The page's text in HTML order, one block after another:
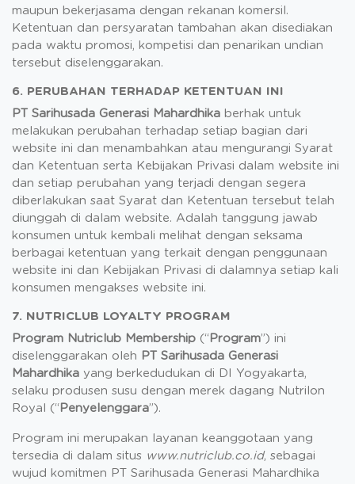
maupun bekerjasama dengan rekanan komersil.
Ketentuan dan persyaratan tambahan akan disediakan
pada waktu promosi, kompetisi dan penarikan undian
tersebut diselenggarakan.
6. PERUBAHAN TERHADAP KETENTUAN INI
PT Sarihusada Generasi Mahardhika berhak untuk
melakukan perubahan terhadap setiap bagian dari
website ini dan menambahkan atau mengurangi Syarat
dan Ketentuan serta Kebijakan Privasi dalam website ini
dan setiap perubahan yang terjadi dengan segera
diberlakukan saat Syarat dan Ketentuan tersebut telah
diunggah di dalam website. Adalah tanggung jawab
konsumen untuk kembali melihat dengan seksama
berbagai ketentuan yang terkait dengan penggunaan
website ini dan Kebijakan Privasi di dalamnya setiap kali
konsumen mengakses website ini.
7. NUTRICLUB LOYALTY PROGRAM
Program Nutriclub Membership (“ Program”) ini
diselenggarakan oleh PT Sarihusada Generasi
Mahardhika yang berkedudukan di DI Yogyakarta,
selaku produsen susu dengan merek dagang Nutrilon
Royal (“ Penyelenggara”).
Program ini merupakan layanan keanggotaan yang
tersedia di dalam situs www.nutriclub.co.id, sebagai
wujud komitmen PT Sarihusada Generasi Mahardhika